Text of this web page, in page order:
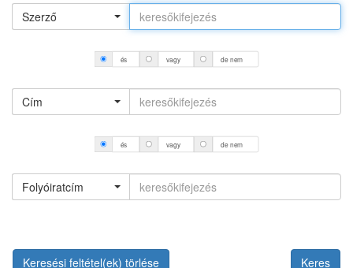
Szerző
és vagy de nem
Cím
és vagy de nem
Folyóiratcím
Keresési feltétel(ek) törlése